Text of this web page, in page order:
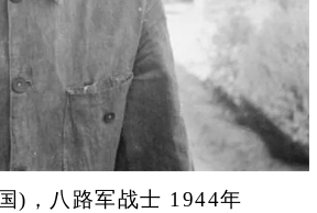
)，八路军战士 1944年